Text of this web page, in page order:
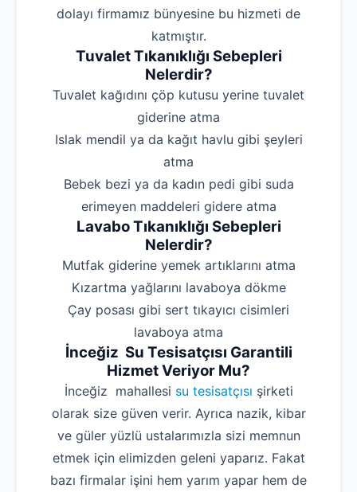
dolayı firmamız bünyesine bu hizmeti de
katmıştır.
Tuvalet Tıkanıklığı Sebepleri
Nelerdir?
‌Tuvalet kağıdını çöp kutusu yerine tuvalet
giderine atma
‌Islak mendil ya da kağıt havlu gibi şeyleri
atma
‌Bebek bezi ya da kadın pedi gibi suda
erimeyen maddeleri gidere atma
Lavabo Tıkanıklığı Sebepleri
Nelerdir?
‌Mutfak giderine yemek artıklarını atma
‌Kızartma yağlarını lavaboya dökme
‌Çay posası gibi sert tıkayıcı cisimleri
lavaboya atma
İnceğiz Su Tesisatçısı Garantili
Hizmet Veriyor Mu?
İnceğiz mahallesi su tesisatçısı şirketi
olarak size güven verir. Ayrıca nazik, kibar
ve güler yüzlü ustalarımızla sizi memnun
etmek için elimizden geleni yaparız. Fakat
bazı firmalar işini hem yarım yapar hem de